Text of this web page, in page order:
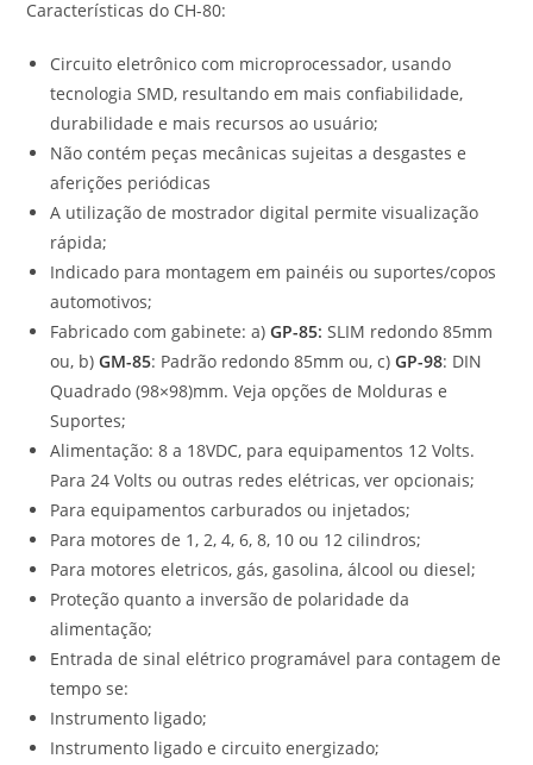
Características do CH-80:
Circuito eletrônico com microprocessador, usando
tecnologia SMD, resultando em mais confiabilidade,
durabilidade e mais recursos ao usuário;
Não contém peças mecânicas sujeitas a desgastes e
aferições periódicas
A utilização de mostrador digital permite visualização
rápida;
Indicado para montagem em painéis ou suportes/copos
automotivos;
Fabricado com gabinete: a)GP-85: SLIM redondo 85mm
ou, b)GM-85: Padrão redondo 85mm ou, c)GP-98: DIN
Quadrado (98×98)mm. Veja opções de Molduras e
Suportes;
Alimentação: 8 a 18VDC, para equipamentos 12 Volts.
Para 24 Volts ou outras redes elétricas, ver opcionais;
Para equipamentos carburados ou injetados;
Para motores de 1, 2, 4, 6, 8, 10 ou 12 cilindros;
Para motores eletricos, gás, gasolina, álcool ou diesel;
Proteção quanto a inversão de polaridade da
alimentação;
Entrada de sinal elétrico programável para contagem de
tempo se:
Instrumento ligado;
Instrumento ligado e circuito energizado;